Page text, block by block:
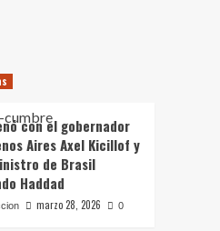
con el gobernador
Aires Axel Kicillof y
de Brasil
Haddad
marzo 28, 2026 0